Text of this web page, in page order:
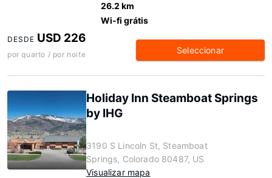
26.2 km
Wi-fi grátis
DESDE USD 226
por quarto / por noite Seleccionar
Holiday Inn Steamboat Springs
by IHG
3190 S Lincoln St, Steamboat
Springs, Colorado 80487, US
Visualizar mapa